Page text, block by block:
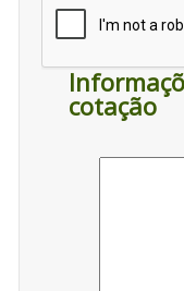
cotação